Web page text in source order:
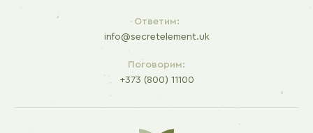
Ответим:
info@secretelement.uk
Поговорим:
+373 (800) 11100